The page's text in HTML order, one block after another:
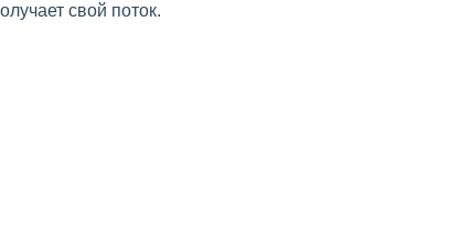
свой поток.